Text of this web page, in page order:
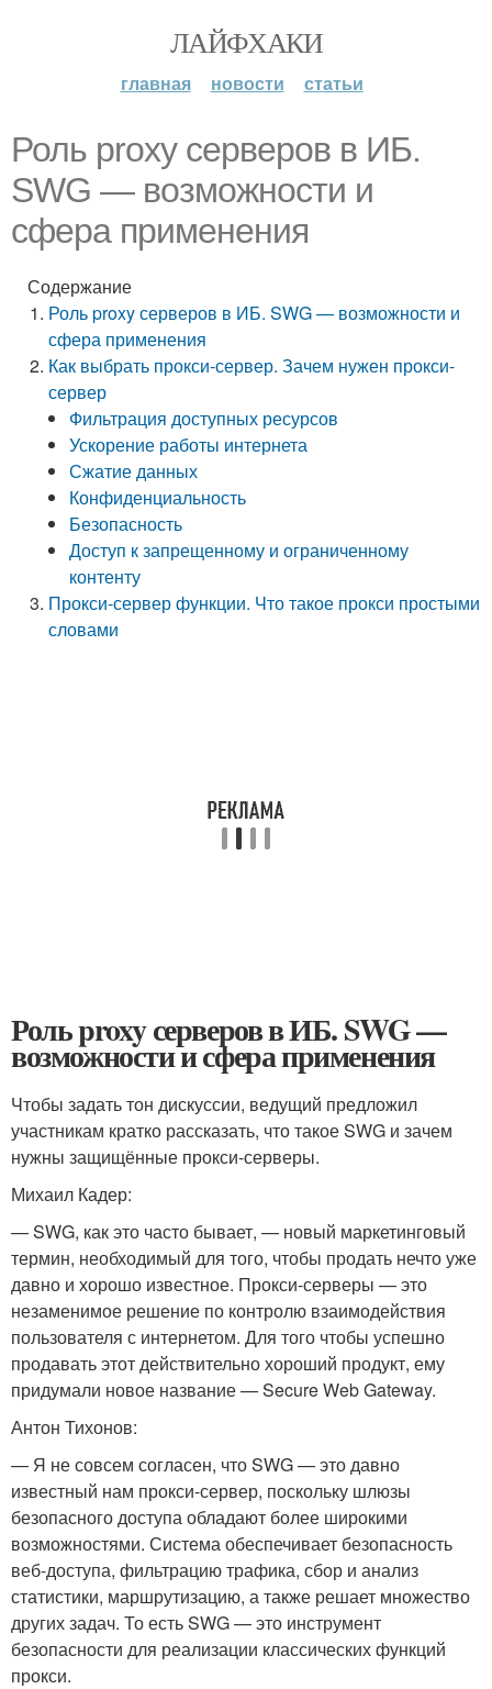
ЛАЙФХАКИ
главная новости статьи
Роль proxy серверов в ИБ.
SWG — возможности и
сфера применения
Содержание
Роль proxy серверов в ИБ. SWG — возможности и
сфера применения
Как выбрать прокси-сервер. Зачем нужен прокси-
сервер
Фильтрация доступных ресурсов
Ускорение работы интернета
Сжатие данных
Конфиденциальность
Безопасность
Доступ к запрещенному и ограниченному
контенту
Прокси-сервер функции. Что такое прокси простыми
словами
Роль proxy серверов в ИБ. SWG —
возможности и сфера применения
Чтобы задать тон дискуссии, ведущий предложил
участникам кратко рассказать, что такое SWG и зачем
нужны защищённые прокси-серверы.
Михаил Кадер:
— SWG, как это часто бывает, — новый маркетинговый
термин, необходимый для того, чтобы продать нечто уже
давно и хорошо известное. Прокси-серверы — это
незаменимое решение по контролю взаимодействия
пользователя с интернетом. Для того чтобы успешно
продавать этот действительно хороший продукт, ему
придумали новое название — Secure Web Gateway.
Антон Тихонов:
— Я не совсем согласен, что SWG — это давно
известный нам прокси-сервер, поскольку шлюзы
безопасного доступа обладают более широкими
возможностями. Система обеспечивает безопасность
веб-доступа, фильтрацию трафика, сбор и анализ
статистики, маршрутизацию, а также решает множество
других задач. То есть SWG — это инструмент
безопасности для реализации классических функций
прокси.